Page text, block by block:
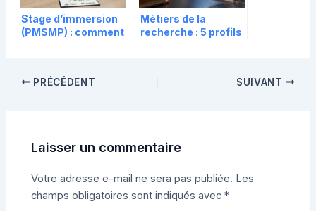
Stage d’immersion
(PMSMP) : comment
Métiers de la
recherche : 5 profils
PRÉCÉDENT SUIVANT
Laisser un commentaire
Votre adresse e-mail ne sera pas publiée. Les
champs obligatoires sont indiqués avec*